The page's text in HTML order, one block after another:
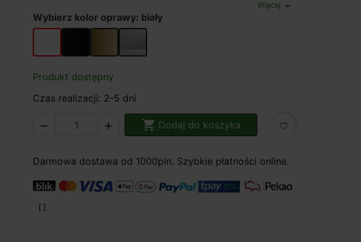
Więcej expand_more
Wybierz kolor oprawy: biały
biały czarnyzłoty srebrny
Produkt dostępny
Czas realizacji: 2-5 dni
   Dodaj do koszyka favorite_border
Darmowa dostawa od 1000pln. Szybkie płatności online.